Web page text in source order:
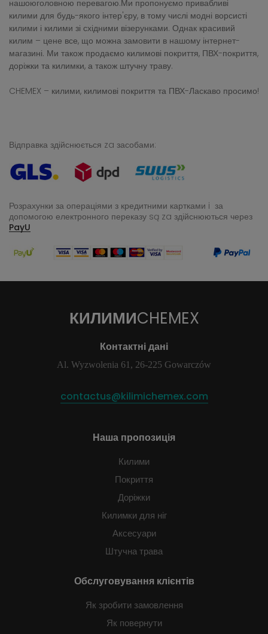
нашоюголовною перевагою.Ми пропонуємо привабливі
килими для будь-якого інтер'єру, в тому числі модні ворсисті
килими і килими зі східними візерунками. Однак красивий
килим – цене все, що можна замовити в нашому інтернет-
магазині. Ми також продаємо килимові покриття, ПВХ-покриття,
доріжки та килимки, а також штучну траву.
CHEMEX – килими, килимові покриття та ПВХ-Ласкаво просимо!
Відправка здійснюється za засобами:
Розрахунки за операціями з кредитними картками i за
допомогою електронного переказу są za здійснюються через
PayU
КИЛИМИCHEMEX
Контактні дані
Al. Wyzwolenia 61, 26-225 Gowarczów
contactus@kilimichemex.com
Наша пропозиція
Килими
Покриття
Доріжки
Килимки для ніг
Аксесуари
Штучна трава
Обслуговування клієнтів
Як зробити замовлення
Як повернути